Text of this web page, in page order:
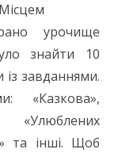
Місцем
урочище
знайти 10
із завданнями.
«Казкова»,
та інші. Щоб